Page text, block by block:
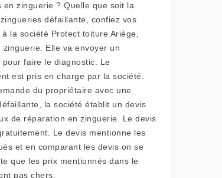
en zinguerie ? Quelle que soit la
défaillante, confiez vos
la société Protect toiture Ariège,
zinguerie. Elle va envoyer un
pour faire le diagnostic. Le
est pris en charge par la société.
du propriétaire avec une
la société établit un devis
de réparation en zinguerie. Le devis
Le devis mentionne les
et en comparant les devis on se
que les prix mentionnés dans le
pas chers.